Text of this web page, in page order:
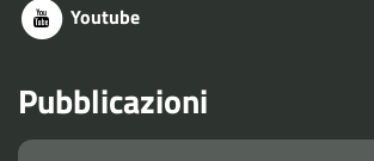
Youtube
Pubblicazioni